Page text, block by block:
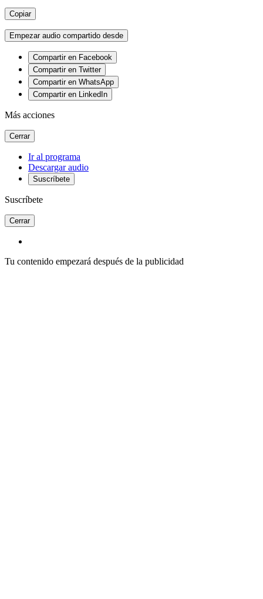
Copiar
Empezar audio compartido desde
Compartir en Facebook
Compartir en Twitter
Compartir en WhatsApp
Compartir en LinkedIn
Más acciones
Cerrar
Ir al programa
Descargar audio
Suscríbete
Suscríbete
Cerrar
Tu contenido empezará después de la publicidad